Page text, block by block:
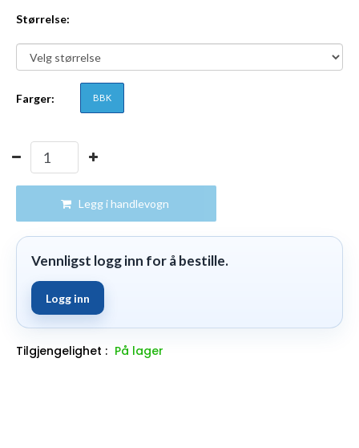
Størrelse:
Farger: BBK
Legg i handlevogn
Vennligst logg inn for å bestille.
Logg inn
Tilgjengelighet : På lager